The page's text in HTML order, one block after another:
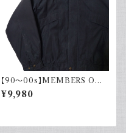
【90～00s】MEMBERS ONL
Y メンバーズオンリー フェード
スエード ブルゾンジャケット ス
000年代
¥9,980